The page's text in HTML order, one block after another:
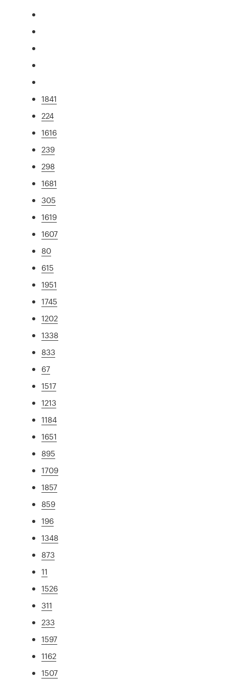
1841
224
1616
239
298
1681
305
1619
1607
80
615
1951
1745
1202
1338
833
67
1517
1213
1184
1651
895
1709
1857
859
196
1348
873
11
1526
311
233
1597
1162
1507